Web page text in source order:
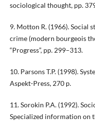
sociological thought, pp.
9. Motton R. (1966). Social
crime (modern bourgeois
“Progress”, pp. 299–313.
10. Parsons T.P. (1998).
Aspekt-Press, 270 p.
11. Sorokin P.A. (1992).
Specialized information on